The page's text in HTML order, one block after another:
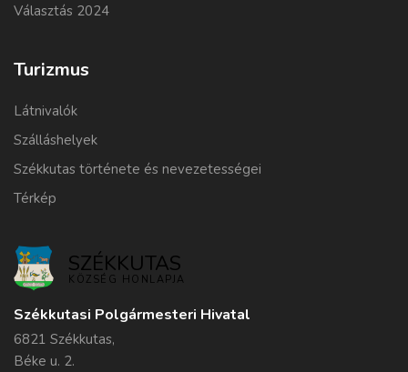
Választás 2024
Turizmus
Látnivalók
Szálláshelyek
Székkutas története és nevezetességei
Térkép
SZÉKKUTAS
KÖZSÉG HONLAPJA
Székkutasi Polgármesteri Hivatal
6821 Székkutas,
Béke u. 2.